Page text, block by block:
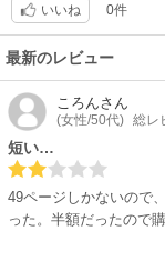
いいね 0件
最新のレビュー
ころんさん
(女性/50代) 総レ
短い…
49ページしかないので
った。半額だったので